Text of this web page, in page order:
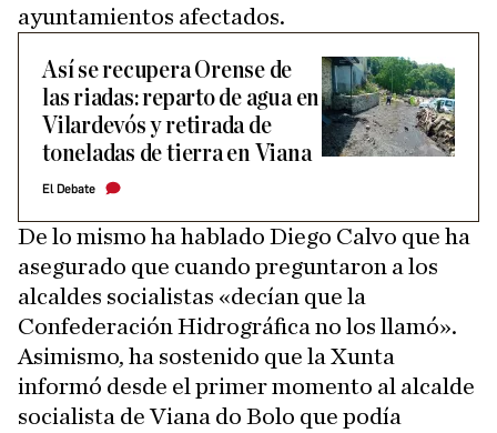
ayuntamientos afectados.
Así se recupera Orense de
las riadas: reparto de agua en
Vilardevós y retirada de
toneladas de tierra en Viana
El Debate
De lo mismo ha hablado Diego Calvo que ha
asegurado que cuando preguntaron a los
alcaldes socialistas «decían que la
Confederación Hidrográfica no los llamó».
Asimismo, ha sostenido que la Xunta
informó desde el primer momento al alcalde
socialista de Viana do Bolo que podía